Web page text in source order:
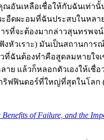
ณอันเหลือเชื่อให้กับฉันเท่านั้
ะอืดผะอมที่ฉันประสบในหลา
รที่จะต้องมากล่าวสุนทรพจ
งหัวเราะ) มันเป็นสถานการ
วที่ฉันต้องทำคือสูดลมหายใจ
าย แล้วก็หลอกตัวเองให้เชื่อ
ริฟฟินดอร์ที่ใหญ่ที่สุดในโลก (
Benefits of Failure, and the